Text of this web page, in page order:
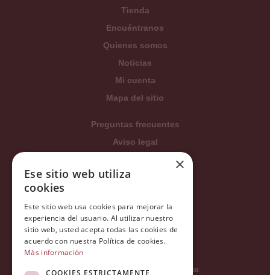
Tienda
Encuéntranos
Quienes somos
Noticias
Mi cuenta
Mapa del sitio
Preguntas frecuentes
Aviso legal
Condiciones generales
Política de privacidad
Política Integrada
Tratamiento de datos
Carrer del Duc, 12 - 08002 Barcelona
×
Ese sitio web utiliza
cookies
Este sitio web usa cookies para mejorar la
experiencia del usuario. Al utilizar nuestro
sitio web, usted acepta todas las cookies de
acuerdo con nuestra Política de cookies.
Más información
COOKIES ESTRICTAMENTE